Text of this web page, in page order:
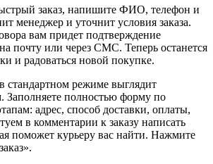
заказ, напишите ФИО, телефон и
менеджер и уточнит условия заказа.
вам придет подтверждение
почту или через СМС. Теперь останется
и радоваться новой покупке.
стандартном режиме выглядит
Заполняете полностью форму по
адрес, способ доставки, оплаты,
в комментарии к заказу написать
поможет курьеру вас найти. Нажмите